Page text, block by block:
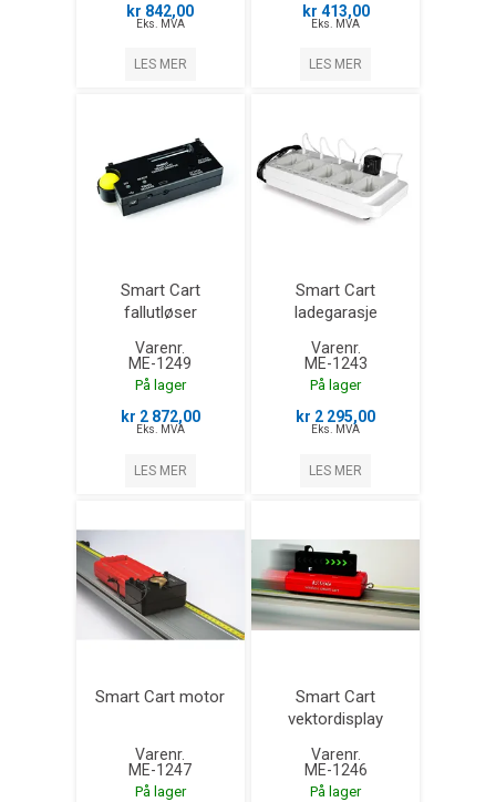
kr 842,00
Eks. MVA
LES MER
kr 413,00
Eks. MVA
LES MER
Smart Cart
fallutløser
Varenr.
ME-1249
På lager
kr 2 872,00
Eks. MVA
LES MER
Smart Cart
ladegarasje
Varenr.
ME-1243
På lager
kr 2 295,00
Eks. MVA
LES MER
Smart Cart motor
Varenr.
ME-1247
På lager
Smart Cart
vektordisplay
Varenr.
ME-1246
På lager